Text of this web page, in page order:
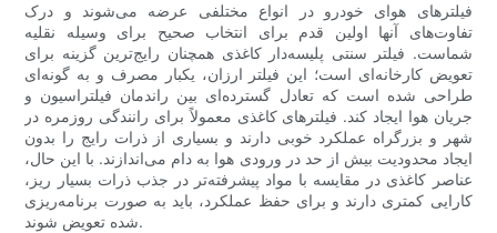
فیلترهای هوای خودرو در انواع مختلفی عرضه می‌شوند و درک
تفاوت‌های آنها اولین قدم برای انتخاب صحیح برای وسیله نقلیه
شماست. فیلتر سنتی پلیسه‌دار کاغذی همچنان رایج‌ترین گزینه برای
تعویض کارخانه‌ای است؛ این فیلتر ارزان، یکبار مصرف و به گونه‌ای
طراحی شده است که تعادل گسترده‌ای بین راندمان فیلتراسیون و
جریان هوا ایجاد کند. فیلترهای کاغذی معمولاً برای رانندگی روزمره در
شهر و بزرگراه عملکرد خوبی دارند و بسیاری از ذرات رایج را بدون
ایجاد محدودیت بیش از حد در ورودی هوا به دام می‌اندازند. با این حال،
عناصر کاغذی در مقایسه با مواد پیشرفته‌تر در جذب ذرات بسیار ریز،
کارایی کمتری دارند و برای حفظ عملکرد، باید به صورت برنامه‌ریزی
شده تعویض شوند.